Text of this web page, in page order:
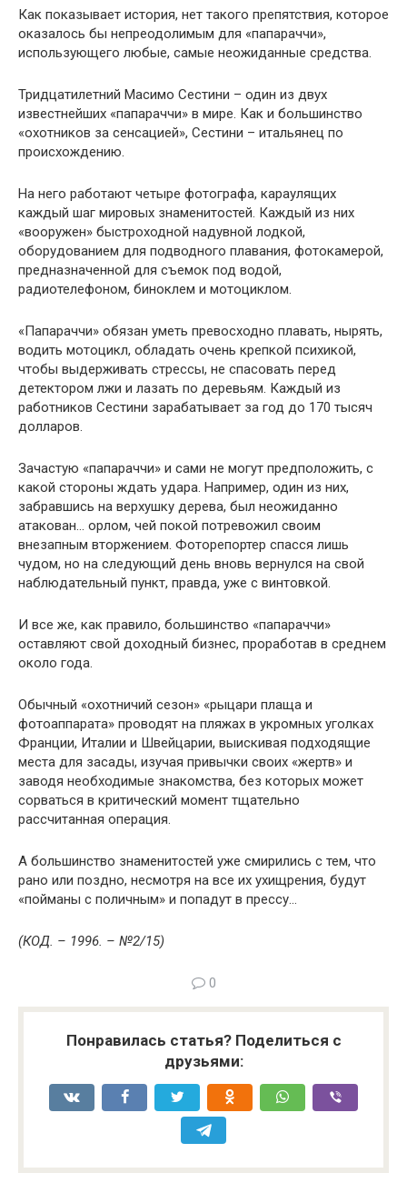
Как показывает история, нет такого препятствия, которое
оказалось бы непреодолимым для «папараччи»,
использующего любые, самые неожиданные средства.
Тридцатилетний Масимо Сестини – один из двух
известнейших «папараччи» в мире. Как и большинство
«охотников за сенсацией», Сестини – итальянец по
происхождению.
На него работают четыре фотографа, караулящих
каждый шаг мировых знаменитостей. Каждый из них
«вооружен» быстроходной надувной лодкой,
оборудованием для подводного плавания, фотокамерой,
предназначенной для съемок под водой,
радиотелефоном, биноклем и мотоциклом.
«Папараччи» обязан уметь превосходно плавать, нырять,
водить мотоцикл, обладать очень крепкой психикой,
чтобы выдерживать стрессы, не спасовать перед
детектором лжи и лазать по деревьям. Каждый из
работников Сестини зарабатывает за год до 170 тысяч
долларов.
Зачастую «папараччи» и сами не могут предположить, с
какой стороны ждать удара. Например, один из них,
забравшись на верхушку дерева, был неожиданно
атакован… орлом, чей покой потревожил своим
внезапным вторжением. Фоторепортер спасся лишь
чудом, но на следующий день вновь вернулся на свой
наблюдательный пункт, правда, уже с винтовкой.
И все же, как правило, большинство «папараччи»
оставляют свой доходный бизнес, проработав в среднем
около года.
Обычный «охотничий сезон» «рыцари плаща и
фотоаппарата» проводят на пляжах в укромных уголках
Франции, Италии и Швейцарии, выискивая подходящие
места для засады, изучая привычки своих «жертв» и
заводя необходимые знакомства, без которых может
сорваться в критический момент тщательно
рассчитанная операция.
А большинство знаменитостей уже смирились с тем, что
рано или поздно, несмотря на все их ухищрения, будут
«пойманы с поличным» и попадут в прессу…
(КОД. – 1996. – №2/15)
0
Понравилась статья? Поделиться с
друзьями: